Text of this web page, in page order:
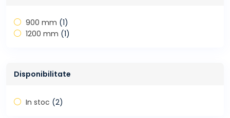
900 mm (1)
1200 mm (1)
Disponibilitate
In stoc (2)